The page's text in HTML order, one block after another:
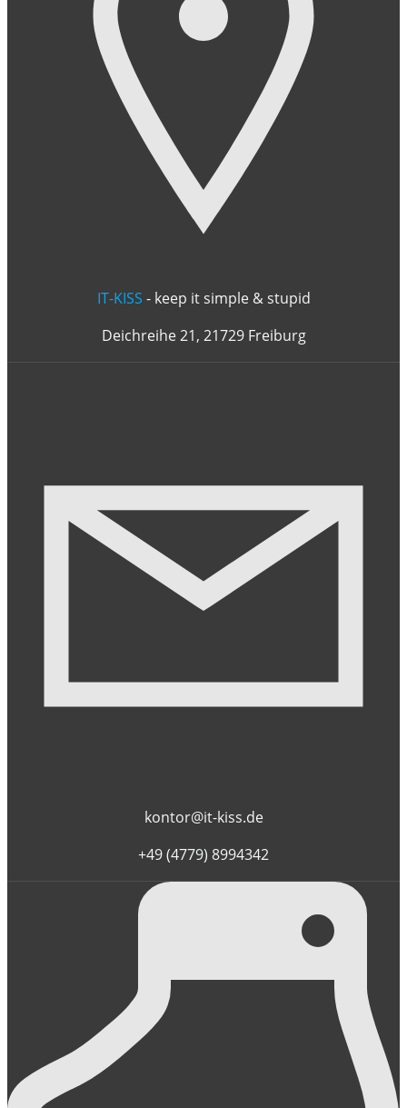
IT-KISS - keep it simple & stupid
Deichreihe 21, 21729 Freiburg
kontor@it-kiss.de
+49 (4779) 8994342